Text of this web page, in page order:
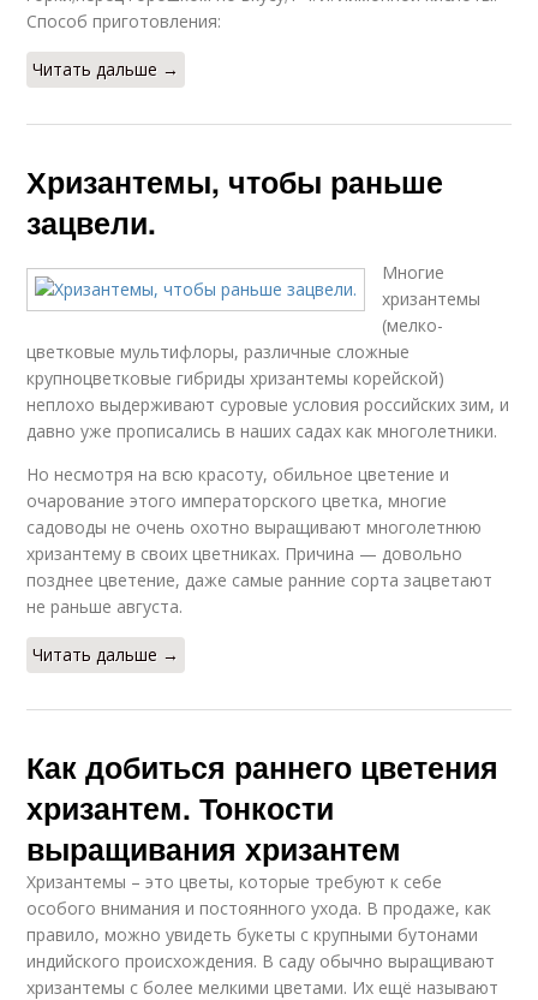
Способ приготовления:
Читать дальше →
Хризантемы, чтобы раньше
зацвели.
Многие
хризантемы
(мелко­
цветковые мультифлоры, раз­личные сложные
крупноцвет­ковые гибриды хризантемы ко­рейской)
неплохо выдержива­ют суровые условия российских зим, и
давно уже прописались в на­ших садах как многолетники.
Но несмотря на всю красоту, обиль­ное цветение и
очарование это­го императорского цветка, мно­гие
садоводы не очень охотно выращивают многолетнюю
хри­зантему в своих цветниках. При­чина — довольно
позднее цветение, даже самые ранние сорта зацветают
не раньше авгу­ста.
Читать дальше →
Как добиться раннего цветения
хризантем. Тонкости
выращивания хризантем
Хризантемы – это цветы, которые требуют к себе
особого внимания и постоянного ухода. В продаже, как
правило, можно увидеть букеты с крупными бутонами
индийского происхождения. В саду обычно выращивают
хризантемы с более мелкими цветами. Их ещё называют